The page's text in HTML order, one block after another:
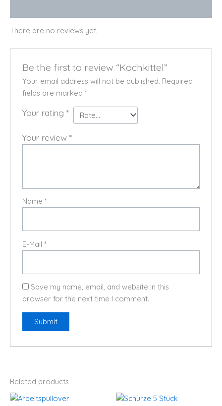
There are no reviews yet.
Be the first to review “Kochkittel”
Your email address will not be published. Required
fields are marked*
Your rating*
Your review*
Name*
E-Mail*
Save my name, email, and website in this
browser for the next time I comment.
Related products
Arbeitspullover
quantity
Schürze
5